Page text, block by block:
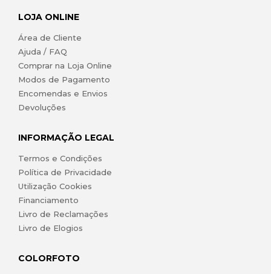
LOJA ONLINE
Área de Cliente
Ajuda / FAQ
Comprar na Loja Online
Modos de Pagamento
Encomendas e Envios
Devoluções
INFORMAÇÃO LEGAL
Termos e Condições
Política de Privacidade
Utilização Cookies
Financiamento
Livro de Reclamações
Livro de Elogios
COLORFOTO